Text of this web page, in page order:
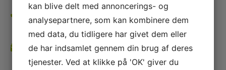
Telefon
26 85 59 66
Bestyrelsen
bestyrelse@hedehuseneif.dk
kan blive delt med annoncerings- og
analysepartnere, som kan kombinere dem
med data, du tidligere har givet dem eller
de har indsamlet gennem din brug af deres
tjenester. Ved at klikke på 'OK' giver du